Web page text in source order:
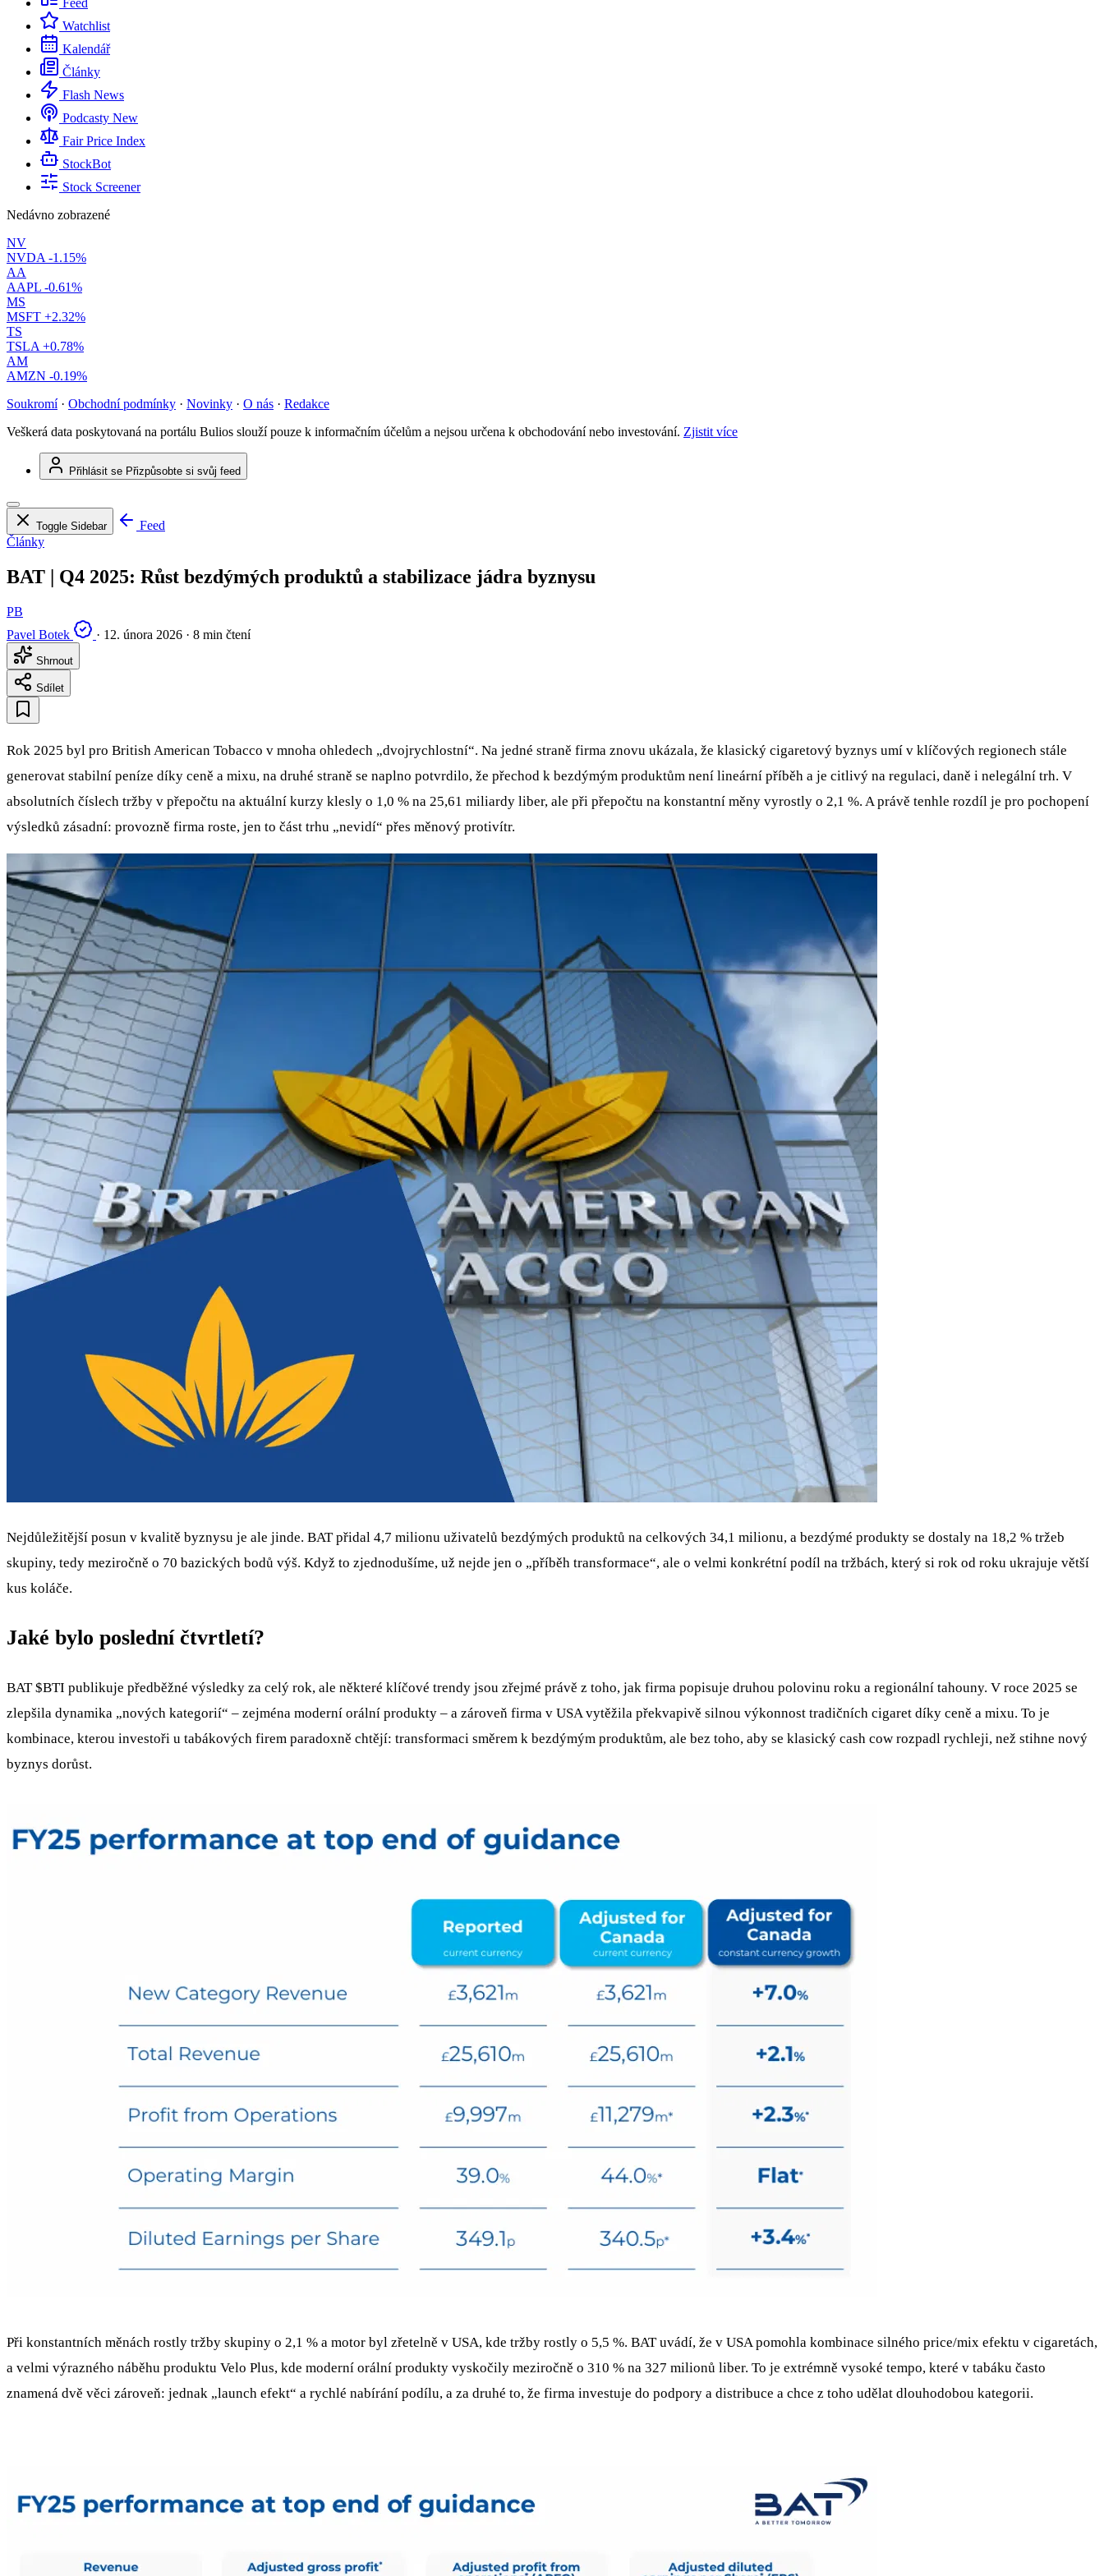
Feed
Watchlist
Kalendář
Články
Flash News
Podcasty New
Fair Price Index
StockBot
Stock Screener
Nedávno zobrazené
NV
NVDA -1.15%
AA
AAPL -0.61%
MS
MSFT +2.32%
TS
TSLA +0.78%
AM
AMZN -0.19%
Soukromí · Obchodní podmínky · Novinky · O nás · Redakce
Veškerá data poskytovaná na portálu Bulios slouží pouze k informačním účelům a nejsou určena k obchodování nebo investování. Zjistit více
Přihlásit se Přizpůsobte si svůj feed
Toggle Sidebar
Feed
Články
BAT | Q4 2025: Růst bezdýmých produktů a stabilizace jádra byznysu
PB
Pavel Botek
· 12. února 2026 · 8 min čtení
Shrnout
Sdílet
Rok 2025 byl pro British American Tobacco v mnoha ohledech „dvojrychlostní“. Na jedné straně firma znovu ukázala, že klasický cigaretový byznys umí v klíčových regionech stále
generovat stabilní peníze díky ceně a mixu, na druhé straně se naplno potvrdilo, že přechod k bezdýmým produktům není lineární příběh a je citlivý na regulaci, daně i nelegální trh. V
absolutních číslech tržby v přepočtu na aktuální kurzy klesly o 1,0 % na 25,61 miliardy liber, ale při přepočtu na konstantní měny vyrostly o 2,1 %. A právě tenhle rozdíl je pro pochopení
výsledků zásadní: provozně firma roste, jen to část trhu „nevidí“ přes měnový protivítr.
Nejdůležitější posun v kvalitě byznysu je ale jinde. BAT přidal 4,7 milionu uživatelů bezdýmých produktů na celkových 34,1 milionu, a bezdýmé produkty se dostaly na 18,2 % tržeb
skupiny, tedy meziročně o 70 bazických bodů výš. Když to zjednodušíme, už nejde jen o „příběh transformace“, ale o velmi konkrétní podíl na tržbách, který si rok od roku ukrajuje větší
kus koláče.
Jaké bylo poslední čtvrtletí?
BAT$BTI publikuje předběžné výsledky za celý rok, ale některé klíčové trendy jsou zřejmé právě z toho, jak firma popisuje druhou polovinu roku a regionální tahouny. V roce 2025 se
zlepšila dynamika „nových kategorií“ – zejména moderní orální produkty – a zároveň firma v USA vytěžila překvapivě silnou výkonnost tradičních cigaret díky ceně a mixu. To je
kombinace, kterou investoři u tabákových firem paradoxně chtějí: transformaci směrem k bezdýmým produktům, ale bez toho, aby se klasický cash cow rozpadl rychleji, než stihne nový
byznys dorůst.
Při konstantních měnách rostly tržby skupiny o 2,1 % a motor byl zřetelně v USA, kde tržby rostly o 5,5 %. BAT uvádí, že v USA pomohla kombinace silného price/mix efektu v cigaretách,
a velmi výrazného náběhu produktu Velo Plus, kde moderní orální produkty vyskočily meziročně o 310 % na 327 milionů liber. To je extrémně vysoké tempo, které v tabáku často
znamená dvě věci zároveň: jednak „launch efekt“ a rychlé nabírání podílu, a za druhé to, že firma investuje do podpory a distribuce a chce z toho udělat dlouhodobou kategorii.